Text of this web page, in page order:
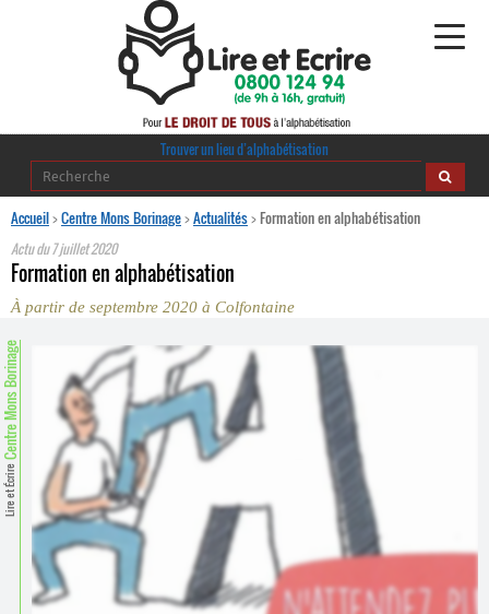
Alphabétisation
Ressources pédagogiques
Comprendre et parler
Bienvenue en Belgique
Espace presse
Contacts
Trouver un lieu d’alphabétisation
Trouver un lieu d’alphabétisation
Accueil>Centre Mons Borinage>Actualités>Formation en alphabétisation
Actu du7 juillet 2020
Formation en alphabétisation
À partir de septembre 2020 à Colfontaine
Lire et Écrire
Centre Mons Borinage